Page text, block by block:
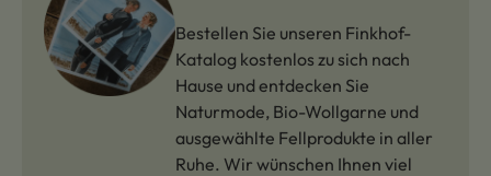
Bestellen Sie unseren Finkhof-
Katalog kostenlos zu sich nach
Hause und entdecken Sie
Naturmode, Bio-Wollgarne und
ausgewählte Fellprodukte in aller
Ruhe. Wir wünschen Ihnen viel